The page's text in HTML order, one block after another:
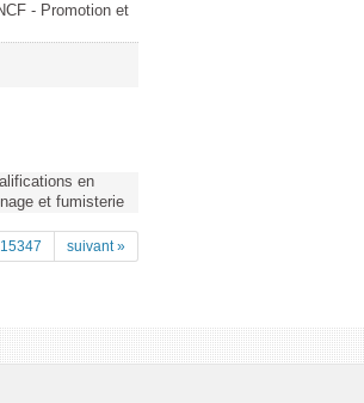
- Promotion et
en
et fumisterie
15347 suivant »